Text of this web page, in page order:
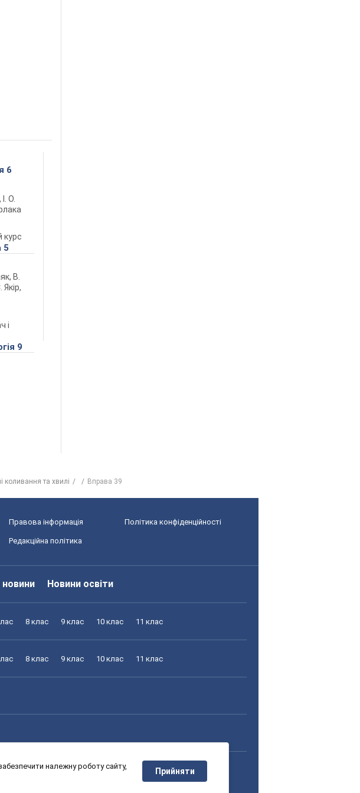
6
О.
курс
5
В.
і
9
коливання та хвилі Вправа 39
Правова інформація Політика конфіденційності
Редакційна політика
новини Новини освіти
8 клас 9 клас 10 клас 11 клас
8 клас 9 клас 10 клас 11 клас
8 клас 9 клас 10 клас 11 клас
належну роботу сайту,
Прийняти